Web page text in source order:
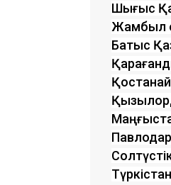
Шығыс
Жамбыл
Батыс